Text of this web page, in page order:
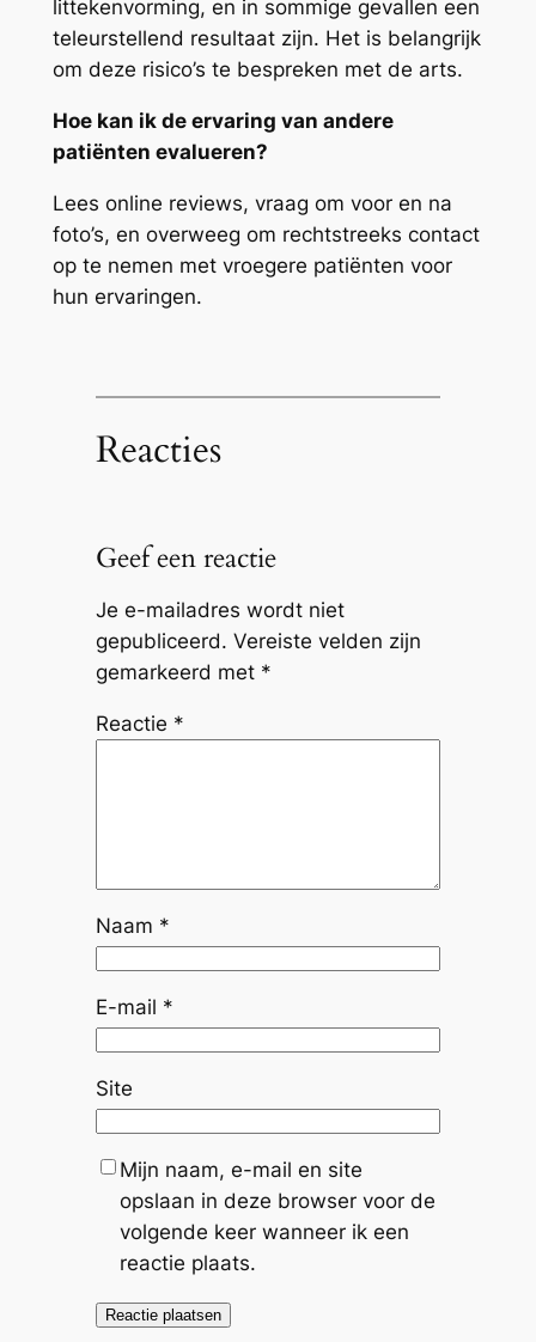
littekenvorming, en in sommige gevallen een
teleurstellend resultaat zijn. Het is belangrijk
om deze risico’s te bespreken met de arts.
Hoe kan ik de ervaring van andere
patiënten evalueren?
Lees online reviews, vraag om voor en na
foto’s, en overweeg om rechtstreeks contact
op te nemen met vroegere patiënten voor
hun ervaringen.
Reacties
Geef een reactie
Je e-mailadres wordt niet
gepubliceerd. Vereiste velden zijn
gemarkeerd met *
Reactie *
Naam *
E-mail *
Site
Mijn naam, e-mail en site
opslaan in deze browser voor de
volgende keer wanneer ik een
reactie plaats.